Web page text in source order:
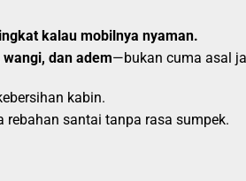
kalau mobilnya nyaman.
wangi, dan adem—bukan cuma asal
kabin.
rebahan santai tanpa rasa sumpek.